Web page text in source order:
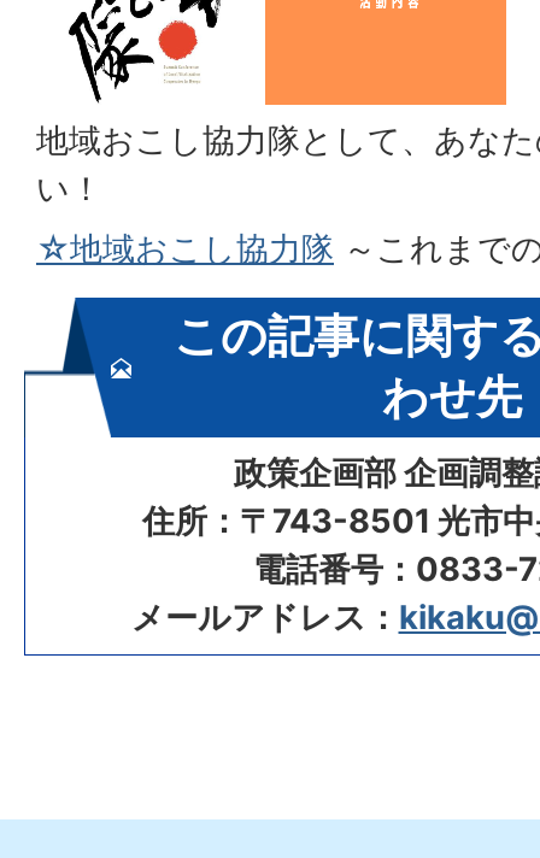
地域おこし協力隊として、あな
い！
☆地域おこし協力隊 ～これまで
この記事に関す
わせ先
政策企画部 企画調
住所：〒743-8501 光市中
電話番号：0833-
メールアドレス：